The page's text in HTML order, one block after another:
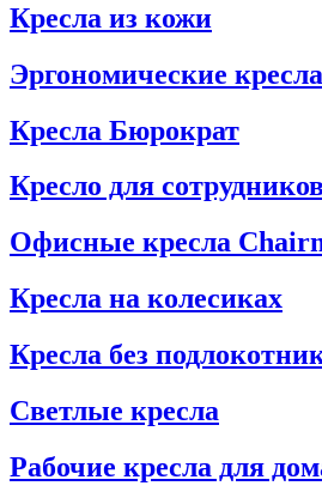
Кресла из кожи
Эргономические кресла
Кресла Бюрократ
Кресло для
Офисные кресла
Кресла на колесиках
Кресла без
Светлые кресла
Рабочие кресла для